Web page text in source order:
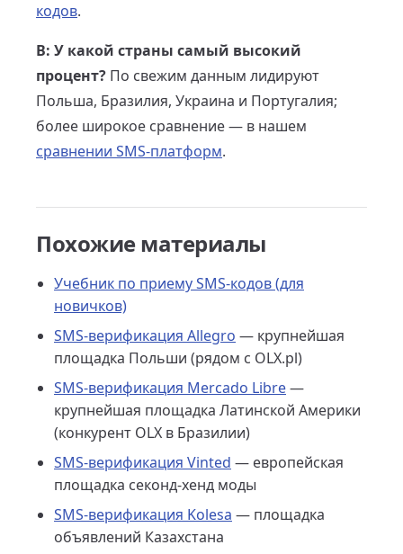
кодов.
В: У какой страны самый высокий
процент? По свежим данным лидируют
Польша, Бразилия, Украина и Португалия;
более широкое сравнение — в нашем
сравнении SMS-платформ.
Похожие материалы
Учебник по приему SMS-кодов (для
новичков)
SMS-верификация Allegro — крупнейшая
площадка Польши (рядом с OLX.pl)
SMS-верификация Mercado Libre—
крупнейшая площадка Латинской Америки
(конкурент OLX в Бразилии)
SMS-верификация Vinted — европейская
площадка секонд-хенд моды
SMS-верификация Kolesa — площадка
объявлений Казахстана